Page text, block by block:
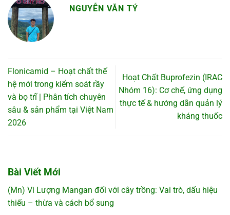
NGUYỄN VĂN TÝ
Flonicamid – Hoạt chất thế
hệ mới trong kiểm soát rầy
và bọ trĩ | Phân tích chuyên
sâu & sản phẩm tại Việt Nam
2026
Hoạt Chất Buprofezin (IRAC
Nhóm 16): Cơ chế, ứng dụng
thực tế & hướng dẫn quản lý
kháng thuốc
Bài Viết Mới
(Mn) Vi Lượng Mangan đối với cây trồng: Vai trò, dấu hiệu
thiếu – thừa và cách bổ sung